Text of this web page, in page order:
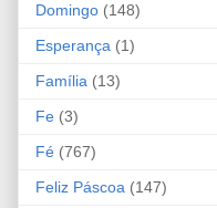
Domingo (148)
Esperança (1)
Família (13)
Fe (3)
Fé (767)
Feliz Páscoa (147)